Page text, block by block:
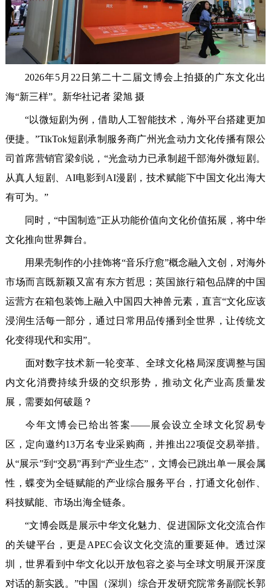
2026年5月22日第二十二届文博会上拍摄的广东文化出
海“新三样”。新华社记者 梁旭 摄
“以微短剧为例，借助人工智能技术，海外平台搭建更加
便捷。”TikTok短剧承制服务商广州光盒动力文化传播有限公
司首席营销官梁剑说，“光盒动力已承制超千部海外微短剧。
从真人短剧、AI电影到AI漫剧，技术赋能下中国文化出海大
有可为。”
同时，“中国制造”正从功能价值向文化价值拓展，将中华
文化推向世界舞台。
用果壳制作的小挂饰将“音乐疗愈”概念融入文创，对海外
市场而言既新颖又富有东方哲思；英国旅行箱包品牌的中国
运营方在箱包装饰上融入中国四大神兽元素，直言“文化应该
浸润生活每一部分，通过日常用品传播到全世界，让传统文
化变得现代和实用”。
面对数字技术新一轮变革、全球文化格局深度调整与国
内文化消费持续升级的交织形势，推动文化产业高质量发
展，需要如何破题？
今年文博会已给出答案——展会设立全球文化贸易专
区，定向邀约13万名专业采购商，并推出22项促交易举措。
从“展示”到“交易”再到“产业生态”，文博会已跳出单一展会属
性，蝶变为全链赋能的产业综合服务平台，打通文化创作、
科技赋能、市场出海全链条。
“文博会既是展示中华文化魅力、促进国际文化交流合作
的关键平台，更是APEC会议文化交流的重要延伸。透过深
圳，世界看到中华文化以开放包容之姿与全球文明展开深度
对话的新实践。”中国（深圳）综合开发研究院常务副院长郭